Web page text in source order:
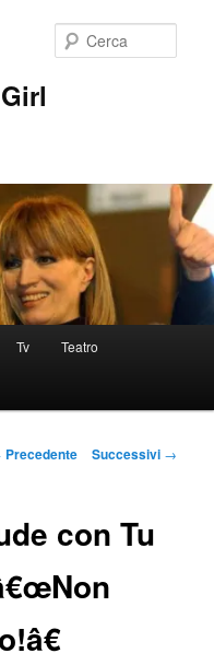
Tv Teatro
Precedente Successivi →
con Tu